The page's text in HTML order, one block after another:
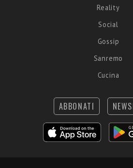
Reality
Social
Gossip
Sanremo
Cucina
ABBONATI